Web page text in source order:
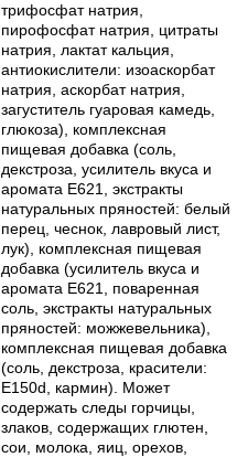
трифосфат натрия,
пирофосфат натрия, цитраты
натрия, лактат кальция,
антиокислители: изоаскорбат
натрия, аскорбат натрия,
загуститель гуаровая камедь,
глюкоза), комплексная
пищевая добавка (соль,
декстроза, усилитель вкуса и
аромата Е621, экстракты
натуральных пряностей: белый
перец, чеснок, лавровый лист,
лук), комплексная пищевая
добавка (усилитель вкуса и
аромата Е621, поваренная
соль, экстракты натуральных
пряностей: можжевельника),
комплексная пищевая добавка
(соль, декстроза, красители:
Е150d, кармин). Может
содержать следы горчицы,
злаков, содержащих глютен,
сои, молока, яиц, орехов,